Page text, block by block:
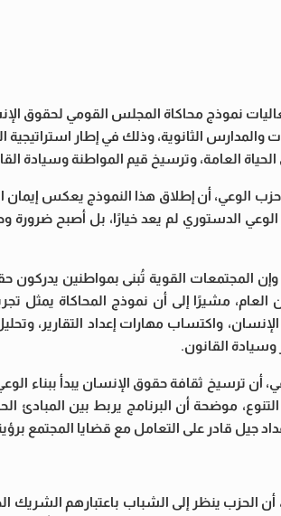
نموذج محاكاة المجلس القومي لحقوق
طلاب الجامعات والمدارس الثانوية، وذلك في إطار
العامة، وترسيخ قيم المواطنة وسيادة
أن إطلاق هذا النموذج يعكس إيمان
الوعي الدستوري لم يعد خيارًا، بل أصبح
المجتمعات القوية تُبنى بمواطنين يدركون
العام، مشيرًا إلى أن نموذج المحاكاة يمثل
واكتساب مهارات إعداد التقارير،
وسيادة القانون.
ترسيخ ثقافة حقوق الإنسان يبدأ ببناء
موضحة أن البرنامج يربط بين المبادئ
جيل قادر على التعامل مع قضايا المجتمع
الحزب ينظر إلى الشباب باعتبارهم الشريك